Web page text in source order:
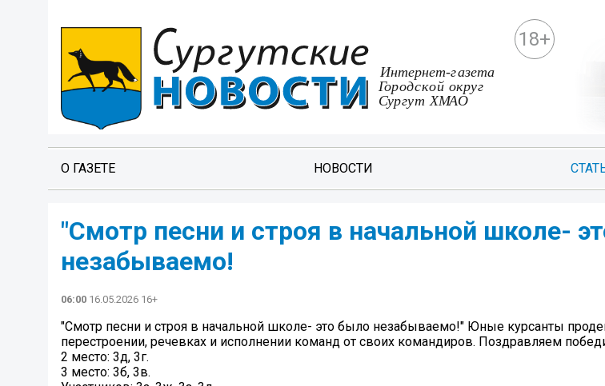
18+
О ГАЗЕТЕ НОВОСТИ
"Смотр песни и строя в начальной школе-
незабываемо!
06:00 16.05.2026 16+
"Смотр песни и строя в начальной школе- это было незабываемо!" Юные курсанты
перестроении, речевках и исполнении команд от своих командиров. Поздравляем
2 место: 3д, 3г.
3 место: 3б, 3в.